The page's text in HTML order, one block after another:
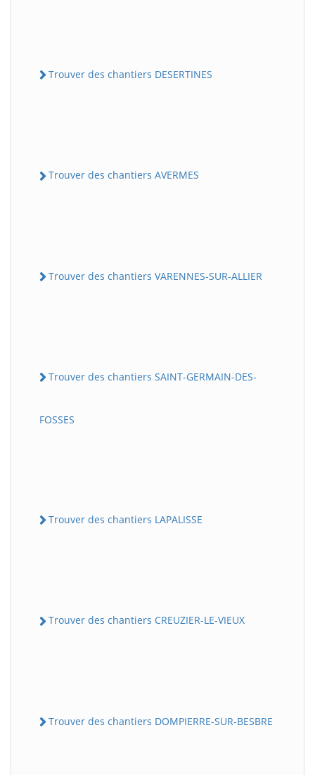
Trouver des chantiers DESERTINES
Trouver des chantiers AVERMES
Trouver des chantiers VARENNES-SUR-ALLIER
Trouver des chantiers SAINT-GERMAIN-DES-
FOSSES
Trouver des chantiers LAPALISSE
Trouver des chantiers CREUZIER-LE-VIEUX
Trouver des chantiers DOMPIERRE-SUR-BESBRE